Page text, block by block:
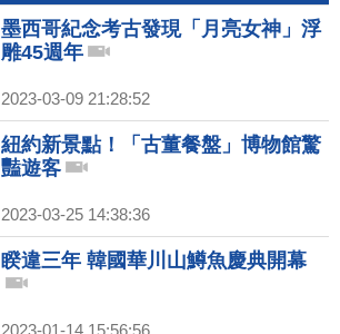
墨西哥紀念考古發現「月亮女神」浮
雕45週年
2023-03-09 21:28:52
紐約新景點！「古董餐盤」博物館驚
豔遊客
2023-03-25 14:38:36
睽違三年 韓國華川山鱒魚慶典開幕